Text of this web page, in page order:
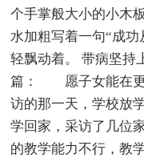
个手掌般大小的小木
水加粗写着一句“成
轻飘动着。 带病坚
篇： 愿子女能在
访的那一天，学校放
学回家，采访了几位
的教学能力不行，教